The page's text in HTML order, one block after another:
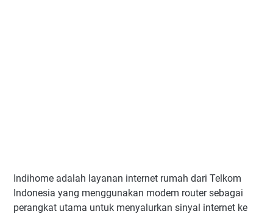
Indihome adalah layanan internet rumah dari Telkom
Indonesia yang menggunakan modem router sebagai
perangkat utama untuk menyalurkan sinyal internet ke